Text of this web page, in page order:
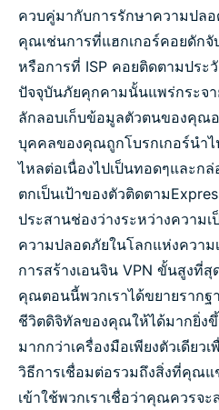
ควบคู่มากับการรักษาความปล
คุณเช่นการที่แฮกเกอร์คอยดัก
หรือการที่ ISP คอยติดตามประ
ปัจจุบันภัยคุกคามนั้นแพร่กระจา
ลักลอบเก็บข้อมูลตัวตนของคุณอ
บุคคลของคุณถูกโบรกเกอร์นำไ
ไหลต่อเนื่องไปเป็นทอดๆและก
ตกเป็นเป้าของตัวติดตาม
ประสานช่องว่างระหว่างความ
ความปลอดภัยในโลกแห่งความ
การสร้างเอนจิน VPN ขั้นสูงที่สุ
คุณตอนนี้พวกเราได้ขยายรากฐ
ชีวิตดิจิทัลของคุณให้ได้มากยิ่ง
มากกว่าเครื่องมือเพียงตัวเดีย
วิธีการเชื่อมต่อรวมถึงสิ่งที่คุณ
เข้าใช้พวกเราเชื่อว่าคุณควรจ